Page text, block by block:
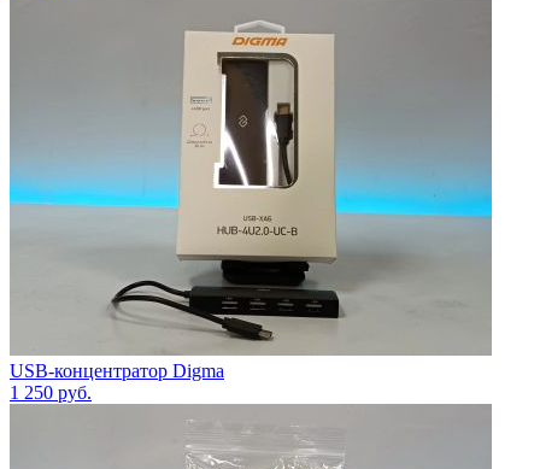
USB-концентратор Digma
1 250 руб.